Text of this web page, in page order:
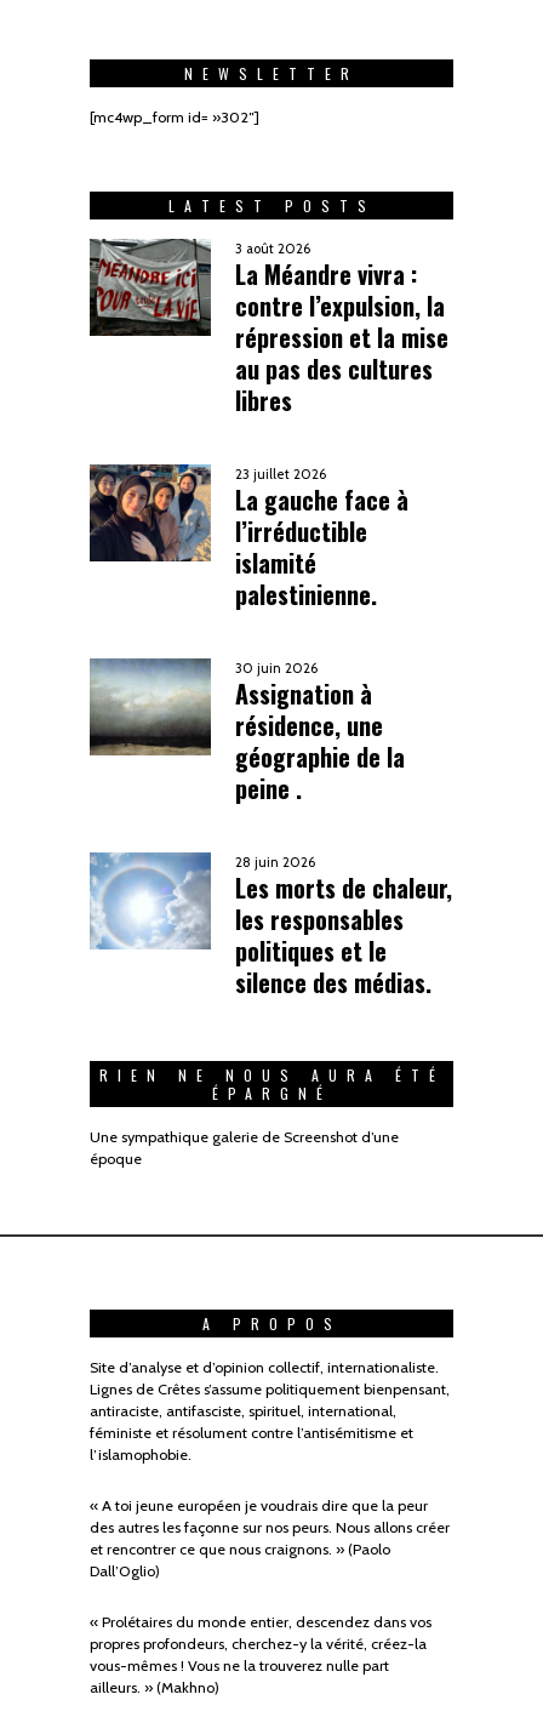
NEWSLETTER
[mc4wp_form id= »302″]
LATEST POSTS
3 août 2026
La Méandre vivra :
contre l’expulsion, la
répression et la mise
au pas des cultures
libres
23 juillet 2026
La gauche face à
l’irréductible
islamité
palestinienne.
30 juin 2026
Assignation à
résidence, une
géographie de la
peine .
28 juin 2026
Les morts de chaleur,
les responsables
politiques et le
silence des médias.
RIEN NE NOUS AURA ÉTÉ
ÉPARGNÉ
Une sympathique galerie de Screenshot d’une
époque
A PROPOS
Site d’analyse et d’opinion collectif, internationaliste.
Lignes de Crêtes s’assume politiquement bienpensant,
antiraciste, antifasciste, spirituel, international,
féministe et résolument contre l’antisémitisme et
l’islamophobie.
« A toi jeune européen je voudrais dire que la peur
des autres les façonne sur nos peurs. Nous allons créer
et rencontrer ce que nous craignons. » (Paolo
Dall’Oglio)
« Prolétaires du monde entier, descendez dans vos
propres profondeurs, cherchez-y la vérité, créez-la
vous-mêmes ! Vous ne la trouverez nulle part
ailleurs. » (Makhno)